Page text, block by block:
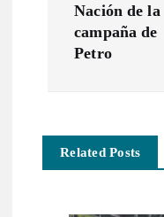
c
Nación de la
campaña de
Petro
Related Posts